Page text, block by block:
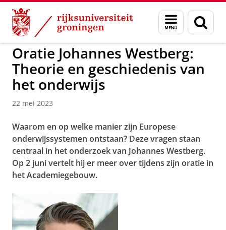
Skip
Content
Skip
Navigation
Menu
en
zoeken
GMW
Oratie Johannes Westberg:
Theorie en geschiedenis van
het onderwijs
22 mei 2023
Waarom en op welke manier zijn Europese
onderwijssystemen ontstaan? Deze vragen staan
centraal in het onderzoek van Johannes Westberg.
Op 2 juni vertelt hij er meer over tijdens zijn oratie in
het Academiegebouw.